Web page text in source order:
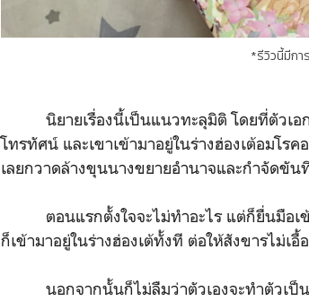
*รีวิวนี้มีกา
นิยายเรื่องนี้เป็นแนวทะลุมิติ โดยที่ตัวเอก
โทรทัศน์ และเขาเข้ามาอยู่ในร่างฮ่องเต้อมโรค
เลยกวาดล้างขุนนางขยายอำนาจและกำจัดขัน
ตอนแรกตั้งใจจะไม่ทำอะไร แต่ก็ยื่นมือเข้
ก็เข้ามาอยู่ในร่างฮ่องเต้ทั้งที ต่อให้สังขารไม่
นอกจากนั้นก็ไม่ลืมว่าตัวเองจะทำตัวเป็